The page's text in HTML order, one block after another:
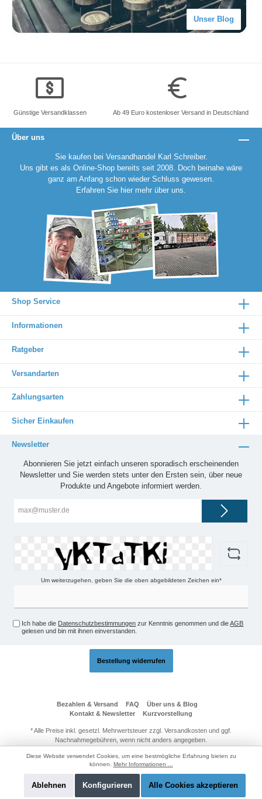
Unser Blog
Günstige Versandklassen Ab 49 Euro kostenloser Versand in Deutschland
Über uns
Sie kaufen bei Versandhandel Karl Schreiber.
Uns gibt es als Online-Shop bereits seit 2008. Doch beinahe wäre
ganz am Anfang schon wieder Schluss gewesen.
Erfahren Sie hier mehr über uns.
Shop Service
Informationen
Ratgeber
Versandarten
Zahlungsarten
Sicher Einkaufen
Newsletter
Abonnieren Sie jetzt einfach unseren sporadisch erscheinenden
Newsletter und Sie werden stets unter den Ersten sein, über neue
Produkte und Angebote informiert werden.
Um weiterzugehen, geben Sie die oben abgebildeten Zeichen ein*
Ich habe die Datenschutzbestimmungen zur Kenntnis genommen und dieAGB
gelesen und bin mit ihnen einverstanden.
Bestellung widerrufen
Bezahlen & Versand FAQ
Über uns & Blog
Kontakt & Newsletter
Kurzvorstellung
* Alle Preise inkl. gesetzl. Mehrwertsteuer zzgl. Versandkosten und ggf.
Nachnahmegebühren, wenn nicht anders angegeben.
ThemeWare®
Diese Website verwendet Cookies, um eine bestmögliche Erfahrung bieten zu
können. Mehr Informationen ...
Ablehnen Konfigurieren Alle Cookies akzeptieren